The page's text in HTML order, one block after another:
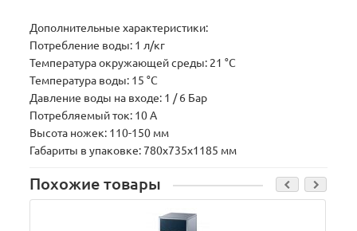
Дополнительные характеристики:
Потребление воды: 1 л/кг
Температура окружающей среды: 21 °C
Температура воды: 15 °C
Давление воды на входе: 1 / 6 Бар
Потребляемый ток: 10 А
Высота ножек: 110-150 мм
Габариты в упаковке: 780х735х1185 мм
Похожие товары